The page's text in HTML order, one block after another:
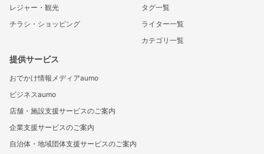
レジャー・観光
チラシ・ショッピング
タグ一覧
ライター一覧
カテゴリ一覧
提供サービス
おでかけ情報メディアaumo
ビジネスaumo
店舗・施設支援サービスのご案内
企業支援サービスのご案内
自治体・地域団体支援サービスのご案内